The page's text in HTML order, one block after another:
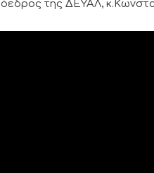
της ΔΕΥΑΛ,